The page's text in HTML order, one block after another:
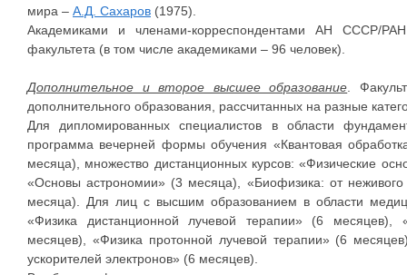
мира – А.Д. Сахаров (1975).
Академиками и членами-корреспондентами АН СССР/
факультета (в том числе академиками – 96 человек).
Дополнительное и второе высшее образование .
дополнительного образования, рассчитанных на разные
Для дипломированных специалистов в области
программа вечерней формы обучения «Квантовая
месяца), множество дистанционных курсов: «Физические
«Основы астрономии» (3 месяца), «Биофизика: от
месяца). Для лиц с высшим образованием в области
«Физика дистанционной лучевой терапии» (6 месяцев),
месяцев), «Физика протонной лучевой терапии» (6
ускорителей электронов» (6 месяцев).